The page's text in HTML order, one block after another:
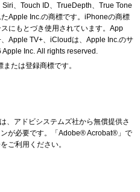
、Touch ID、TrueDepth、True Tone
Apple Inc.の商標です。iPhoneの商標
にもとづき使用されています。App
Apple TV+、iCloudは、Apple Inc.のサ
Apple Inc. All rights reserved.
たは登録商標です。
、アドビシステムズ社から無償提供さ
が必要です。「Adobe® Acrobat®」で
ご利用ください。